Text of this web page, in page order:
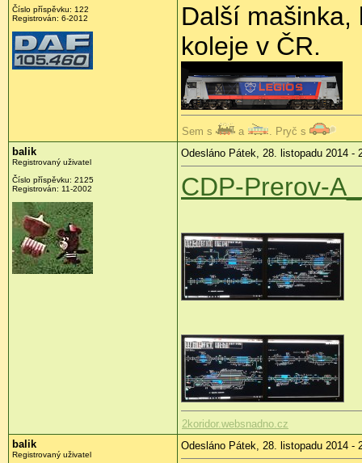
Číslo příspěvku: 122
Registrován: 6-2012
Další mašinka,
koleje v ČR.
Sem s a
. Pryč s
balik
Registrovaný uživatel
Číslo příspěvku: 2125
Registrován: 11-2002
Odesláno Pátek, 28. listopadu 2014 -
CDP-Prerov-
2koridor.websnadno.cz
balik
Registrovaný uživatel
Odesláno Pátek, 28. listopadu 2014 -